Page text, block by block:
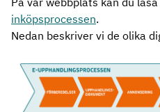
inköpsprocessen.
Nedan beskriver vi de olika